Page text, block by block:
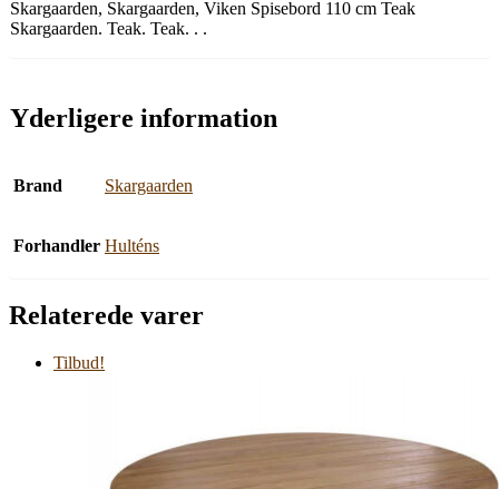
Skargaarden, Skargaarden, Viken Spisebord 110 cm Teak
Skargaarden. Teak. Teak. . .
Yderligere information
Brand Skargaarden
Forhandler Hulténs
Relaterede varer
Tilbud!